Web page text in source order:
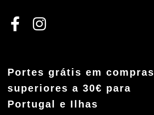
Portes grátis em compras
superiores a 30€ para
Portugal e Ilhas